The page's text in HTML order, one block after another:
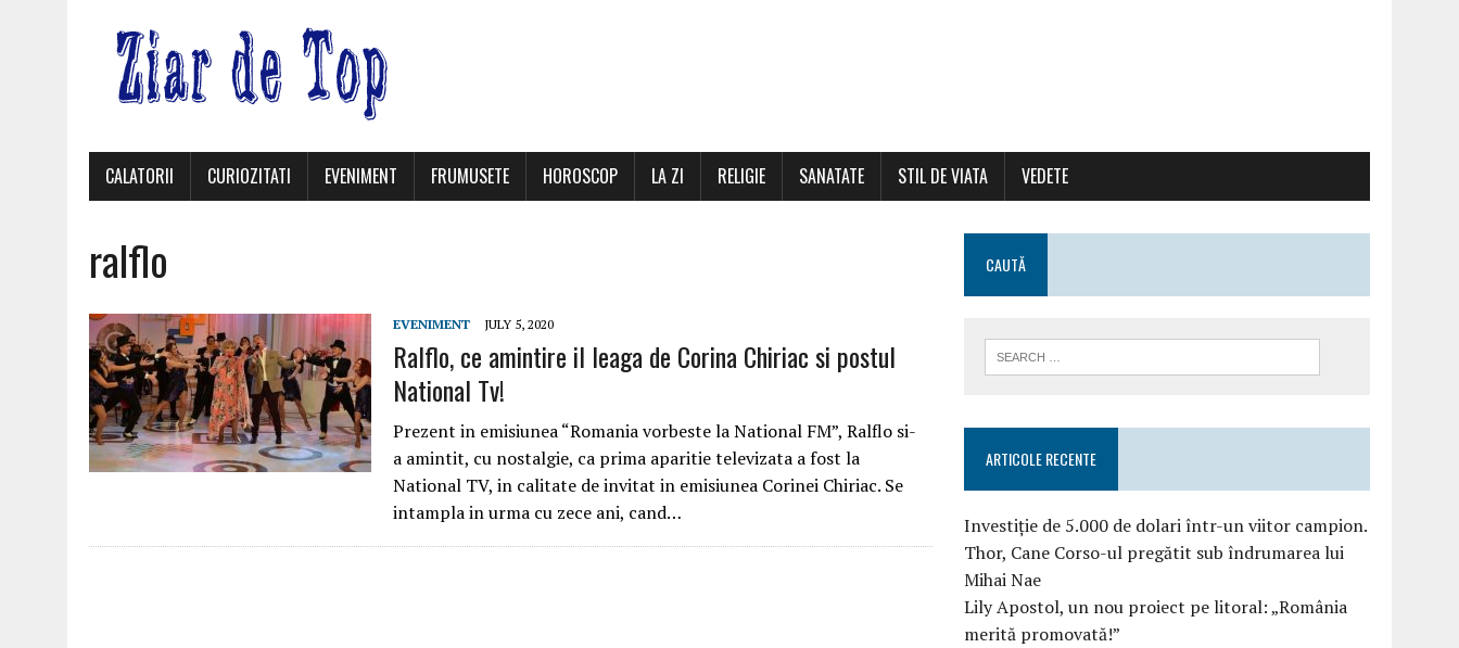
CALATORII CURIOZITATI EVENIMENT FRUMUSETE HOROSCOP LA ZI RELIGIE SANATATE STIL DE VIATA VEDETE
ralflo
EVENIMENT JULY 5, 2020
Ralflo, ce amintire il leaga de Corina Chiriac si postul
National Tv!
Prezent in emisiunea “Romania vorbeste la National FM”, Ralflo si-
a amintit, cu nostalgie, ca prima aparitie televizata a fost la
National TV, in calitate de invitat in emisiunea Corinei Chiriac. Se
intampla in urma cu zece ani, cand…
CAUTĂ
ARTICOLE RECENTE
Investiție de 5.000 de dolari într-un viitor campion.
Thor, Cane Corso-ul pregătit sub îndrumarea lui
Mihai Nae
Lily Apostol, un nou proiect pe litoral: „România
merită promovată!”